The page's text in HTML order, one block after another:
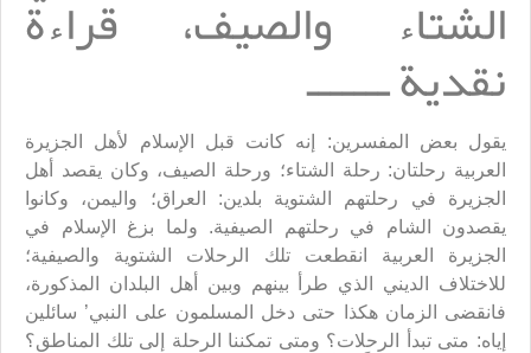
الشتاء والصيف، قراءة
نقدية ـــــــ
يقول بعض المفسرين: إنه كانت قبل الإسلام لأهل الجزيرة
العربية رحلتان: رحلة الشتاء؛ ورحلة الصيف، وكان يقصد أهل
الجزيرة في رحلتهم الشتوية بلدين: العراق؛ واليمن، وكانوا
يقصدون الشام في رحلتهم الصيفية. ولما بزغ الإسلام في
الجزيرة العربية انقطعت تلك الرحلات الشتوية والصيفية؛
للاختلاف الديني الذي طرأ بينهم وبين أهل البلدان المذكورة،
فانقضى الزمان هكذا حتى دخل المسلمون على النبي’ سائلين
إياه: متى تبدأ الرحلات؟ ومتى تمكننا الرحلة إلى تلك المناطق؟